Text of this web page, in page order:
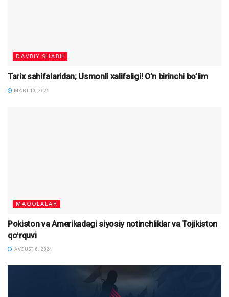
DAVRIY SHARH
Tarix sahifalaridan; Usmonli xalifaligi! O’n birinchi bo’lim
MART 10, 2025
MAQOLALAR
Pokiston va Amerikadagi siyosiy notinchliklar va Tojikiston
qoʻrquvi
AVGUST 6, 2024